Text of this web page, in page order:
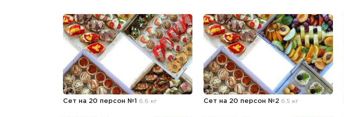
Сет на 20 персон №1 6.6 кг Сет на 20 персон №2 6.5 кг